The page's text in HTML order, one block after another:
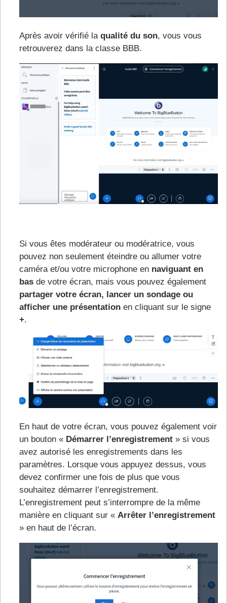
Après avoir vérifié la qualité du son, vous vous
retrouverez dans la classe BBB.
Si vous êtes modérateur ou modératrice, vous
pouvez non seulement éteindre ou allumer votre
caméra et/ou votre microphone en naviguant en
bas de votre écran, mais vous pouvez également
partager votre écran, lancer un sondage ou
afficher une présentation en cliquant sur le signe
+.
En haut de votre écran, vous pouvez également voir
un bouton « Démarrer l’enregistrement » si vous
avez autorisé les enregistrements dans les
paramètres. Lorsque vous appuyez dessus, vous
devez confirmer une fois de plus que vous
souhaitez démarrer l’enregistrement.
L’enregistrement peut s’interrompre de la même
manière en cliquant sur « Arrêter l’enregistrement
» en haut de l’écran.